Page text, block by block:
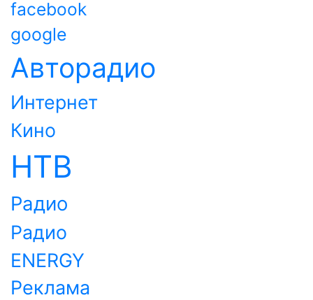
facebook
google
Авторадио
Интернет
Кино
НТВ
Радио
Радио
ENERGY
Реклама